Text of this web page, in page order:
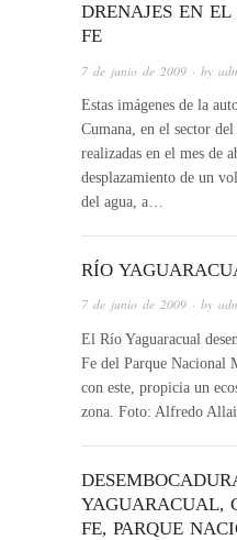
DRENAJES EN
FE
7 de junio de 2009 · by
Estas imágenes de la
Cumana, en el sector
realizadas en el mes de
desplazamiento de un
del agua, a…
RÍO
7 de junio de 2009 · by
El Río Yaguaracual
Fe del Parque Nacional
con este, propicia un
zona. Foto: Alfredo
YAGUARACUAL,
FE, PARQUE